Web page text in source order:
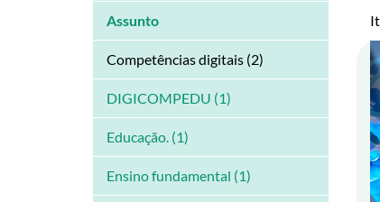
Assunto
Competências digitais (2)
DIGICOMPEDU (1)
Educação. (1)
Ensino fundamental (1)